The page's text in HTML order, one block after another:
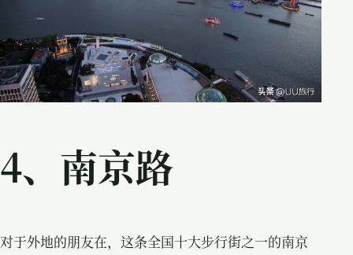
4、南京路
对于外地的朋友在，这条全国十大步行街之一的南京